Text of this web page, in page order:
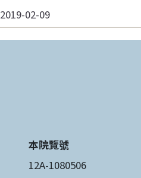
2019-02-09
本院覽號
12A-1080506